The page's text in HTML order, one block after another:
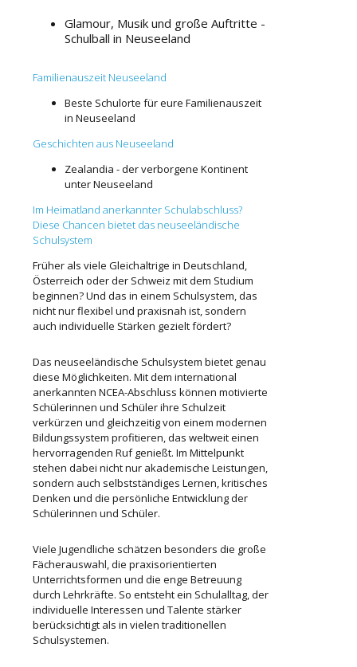
Glamour, Musik und große Auftritte -
Schulball in Neuseeland
Familienauszeit Neuseeland
Beste Schulorte für eure Familienauszeit
in Neuseeland
Geschichten aus Neuseeland
Zealandia - der verborgene Kontinent
unter Neuseeland
Im Heimatland anerkannter Schulabschluss?
Diese Chancen bietet das neuseeländische
Schulsystem
Früher als viele Gleichaltrige in Deutschland,
Österreich oder der Schweiz mit dem Studium
beginnen? Und das in einem Schulsystem, das
nicht nur flexibel und praxisnah ist, sondern
auch individuelle Stärken gezielt fördert?
Das neuseeländische Schulsystem bietet genau
diese Möglichkeiten. Mit dem international
anerkannten NCEA-Abschluss können motivierte
Schülerinnen und Schüler ihre Schulzeit
verkürzen und gleichzeitig von einem modernen
Bildungssystem profitieren, das weltweit einen
hervorragenden Ruf genießt. Im Mittelpunkt
stehen dabei nicht nur akademische Leistungen,
sondern auch selbstständiges Lernen, kritisches
Denken und die persönliche Entwicklung der
Schülerinnen und Schüler.
Viele Jugendliche schätzen besonders die große
Fächerauswahl, die praxisorientierten
Unterrichtsformen und die enge Betreuung
durch Lehrkräfte. So entsteht ein Schulalltag, der
individuelle Interessen und Talente stärker
berücksichtigt als in vielen traditionellen
Schulsystemen.